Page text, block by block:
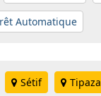
Automatique
Sétif Tipaza